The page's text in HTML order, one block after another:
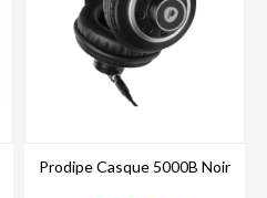
Prodipe Casque 5000B Noir